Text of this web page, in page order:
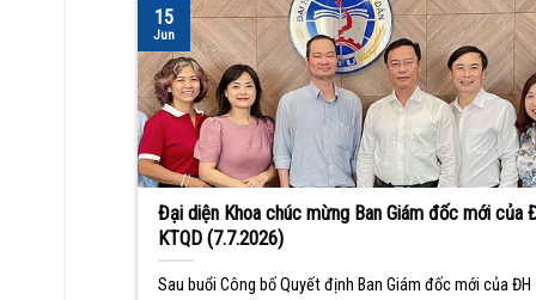
Đại diện Khoa chúc mừng Ban Giám đốc mới của
KTQD (7.7.2026)
Sau buổi Công bố Quyết định Ban Giám đốc mới của ĐH
15
Jun